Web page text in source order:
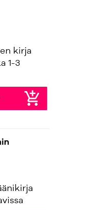
kirja
1-3
add_shopping_cart